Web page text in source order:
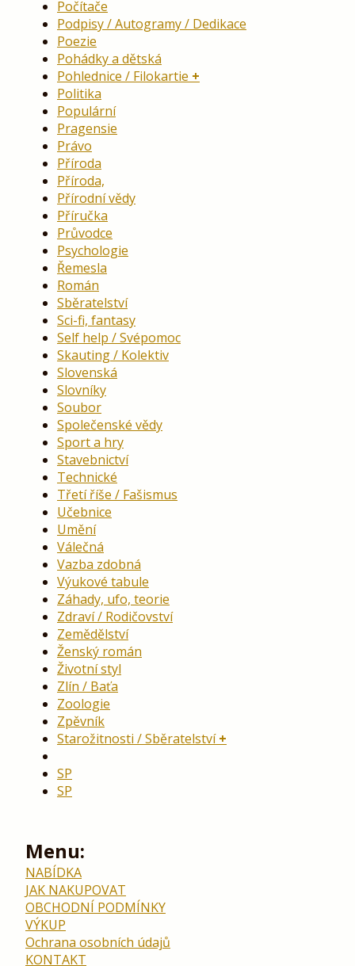
Počítače
Podpisy / Autogramy / Dedikace
Poezie
Pohádky a dětská
Pohlednice / Filokartie
Politika
Populární
Pragensie
Právo
Příroda
Příroda,
Přírodní vědy
Příručka
Průvodce
Psychologie
Řemesla
Román
Sběratelství
Sci-fi, fantasy
Self help / Svépomoc
Skauting / Kolektiv
Slovenská
Slovníky
Soubor
Společenské vědy
Sport a hry
Stavebnictví
Technické
Třetí říše / Fašismus
Učebnice
Umění
Válečná
Vazba zdobná
Výukové tabule
Záhady, ufo, teorie
Zdraví / Rodičovství
Zemědělství
Ženský román
Životní styl
Zlín / Baťa
Zoologie
Zpěvník
Starožitnosti / Sběratelství
SP
SP
Menu:
NABÍDKA
JAK NAKUPOVAT
OBCHODNÍ PODMÍNKY
VÝKUP
Ochrana osobních údajů
KONTAKT